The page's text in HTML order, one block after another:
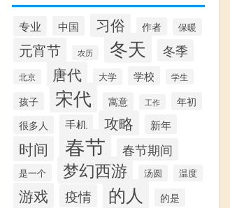
专业 中国 习俗 作者 保暖
元宵节 农历 冬天 冬季
北京 唐代 大学 学校 学生
孩子 宋代 寓意 工作
年初
很多人
手机 攻略 新年
时间 春节 春节期间
是一个 梦幻西游 汤圆 温度
游戏 疫情 的人 的是